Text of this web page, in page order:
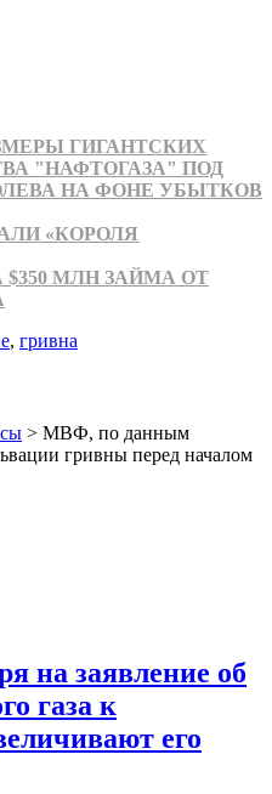
ГИГАНТСКИХ
"НАФТОГАЗА" ПОД
НА ФОНЕ УБЫТКОВ
«КОРОЛЯ
МЛН ЗАЙМА ОТ
, гривна
> МВФ, по данным
гривны перед началом
на заявление об
газа к
его